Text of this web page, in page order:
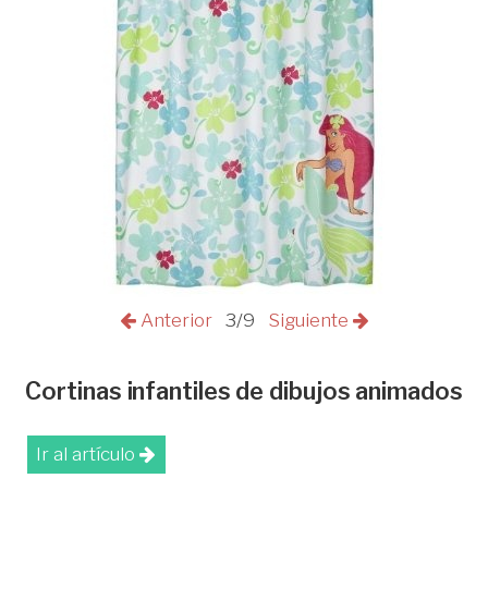
Anterior 3/9 Siguiente
Cortinas infantiles de dibujos animados
Ir al artículo